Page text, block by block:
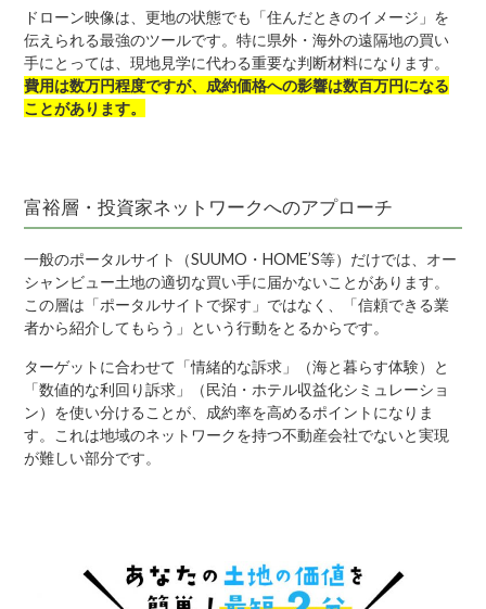
ドローン映像は、更地の状態でも「住んだときのイメージ」を
伝えられる最強のツールです。特に県外・海外の遠隔地の買い
手にとっては、現地見学に代わる重要な判断材料になります。
費用は数万円程度ですが、成約価格への影響は数百万円になる
ことがあります。
富裕層・投資家ネットワークへのアプローチ
一般のポータルサイト（SUUMO・HOME’S等）だけでは、オー
シャンビュー土地の適切な買い手に届かないことがあります。
この層は「ポータルサイトで探す」ではなく、「信頼できる業
者から紹介してもらう」という行動をとるからです。
ターゲットに合わせて「情緒的な訴求」（海と暮らす体験）と
「数値的な利回り訴求」（民泊・ホテル収益化シミュレーショ
ン）を使い分けることが、成約率を高めるポイントになりま
す。これは地域のネットワークを持つ不動産会社でないと実現
が難しい部分です。